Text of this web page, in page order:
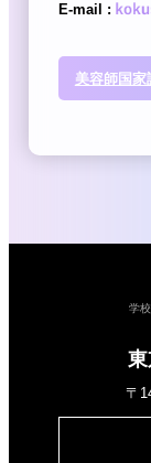
E-mail :
美容師国
学
〒